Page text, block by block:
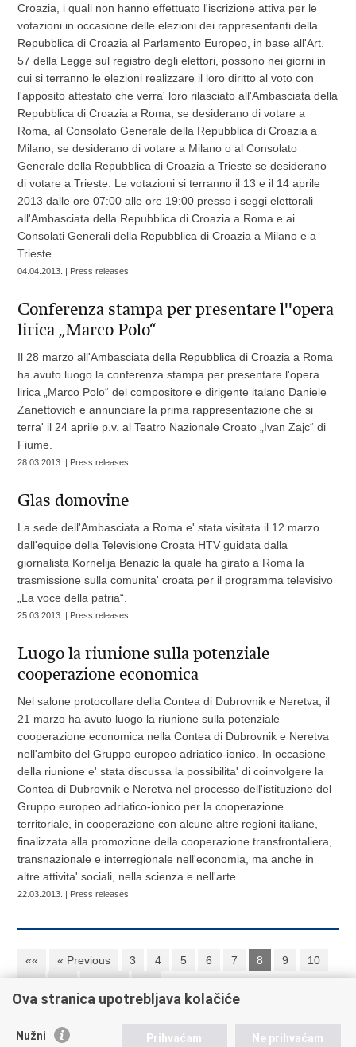
Croazia, i quali non hanno effettuato l'iscrizione attiva per le
votazioni in occasione delle elezioni dei rappresentanti della
Repubblica di Croazia al Parlamento Europeo, in base all'Art.
57 della Legge sul registro degli elettori, possono nei giorni in
cui si terranno le elezioni realizzare il loro diritto al voto con
l'apposito attestato che verra' loro rilasciato all'Ambasciata della
Repubblica di Croazia a Roma, se desiderano di votare a
Roma, al Consolato Generale della Repubblica di Croazia a
Milano, se desiderano di votare a Milano o al Consolato
Generale della Repubblica di Croazia a Trieste se desiderano
di votare a Trieste. Le votazioni si terranno il 13 e il 14 aprile
2013 dalle ore 07:00 alle ore 19:00 presso i seggi elettorali
all'Ambasciata della Repubblica di Croazia a Roma e ai
Consolati Generali della Repubblica di Croazia a Milano e a
Trieste.
04.04.2013. | Press releases
Conferenza stampa per presentare l''opera
lirica „Marco Polo“
Il 28 marzo all'Ambasciata della Repubblica di Croazia a Roma
ha avuto luogo la conferenza stampa per presentare l'opera
lirica „Marco Polo“ del compositore e dirigente italano Daniele
Zanettovich e annunciare la prima rappresentazione che si
terra' il 24 aprile p.v. al Teatro Nazionale Croato „Ivan Zajc“ di
Fiume.
28.03.2013. | Press releases
Glas domovine
La sede dell'Ambasciata a Roma e' stata visitata il 12 marzo
dall'equipe della Televisione Croata HTV guidata dalla
giornalista Kornelija Benazic la quale ha girato a Roma la
trasmissione sulla comunita' croata per il programma televisivo
„La voce della patria“.
25.03.2013. | Press releases
Luogo la riunione sulla potenziale
cooperazione economica
Nel salone protocollare della Contea di Dubrovnik e Neretva, il
21 marzo ha avuto luogo la riunione sulla potenziale
cooperazione economica nella Contea di Dubrovnik e Neretva
nell'ambito del Gruppo europeo adriatico-ionico. In occasione
della riunione e' stata discussa la possibilita' di coinvolgere la
Contea di Dubrovnik e Neretva nel processo dell'istituzione del
Gruppo europeo adriatico-ionico per la cooperazione
territoriale, in cooperazione con alcune altre regioni italiane,
finalizzata alla promozione della cooperazione transfrontaliera,
transnazionale e interregionale nell'economia, ma anche in
altre attivita' sociali, nella scienza e nell'arte.
22.03.2013. | Press releases
«« « Previous 3 4 5 6 7 8 9
10
11
12 Next » »»
Ova stranica upotrebljava kolačiće
Nužni Prihvaćam Ne prihvaćam